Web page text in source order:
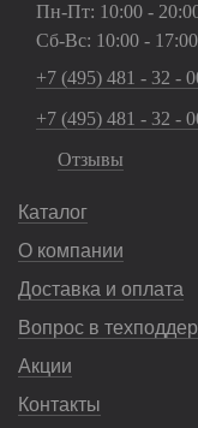
Пн-Пт: 10:00 -
Сб-Вс: 10:00 - 17:00
+7 (495) 481 - 32 -
+7 (495) 481 - 32 -
Отзывы
Каталог
О компании
Доставка и оплата
Вопрос в
Акции
Контакты